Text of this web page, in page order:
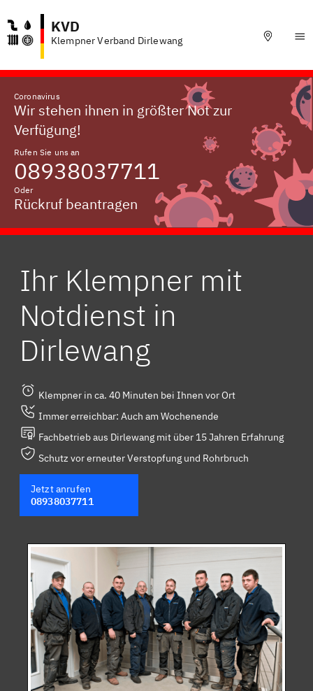
KVD
Klempner Verband Dirlewang
Coronavirus
Wir stehen ihnen in größter Not zur
Verfügung!
Rufen Sie uns an
08938037711
Oder
Rückruf beantragen
Ihr Klempner mit
Notdienst in
Dirlewang
Klempner in ca. 40 Minuten bei Ihnen vor Ort
Immer erreichbar: Auch am Wochenende
Fachbetrieb aus Dirlewang mit über 15 Jahren Erfahrung
Schutz vor erneuter Verstopfung und Rohrbruch
Jetzt anrufen
08938037711